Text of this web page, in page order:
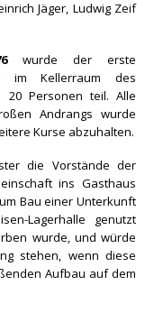
Jäger, Ludwig Zeif
wurde der erste
im Kellerraum des
20 Personen teil. Alle
Andrangs wurde
Kurse abzuhalten.
die Vorstände der
ins Gasthaus
Bau einer Unterkunft
Lagerhalle genutzt
wurde, und würde
stehen, wenn diese
Aufbau auf dem